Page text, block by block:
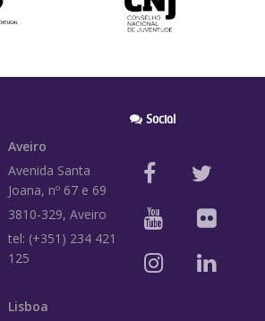
Aveiro
Avenida Santa
Joana, nº 67 e 69
3810-329, Aveiro
tel: (+351) 234 421
125
Lisboa
Social